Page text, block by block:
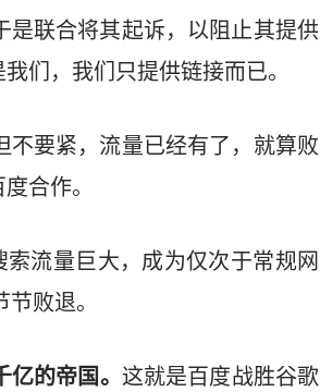
是联合将其起诉，以阻止其提供
们，我们只提供链接而已。
不要紧，流量已经有了，就算败
合作。
流量巨大，成为仅次于常规网
败退。
的帝国。 这就是百度战胜谷歌